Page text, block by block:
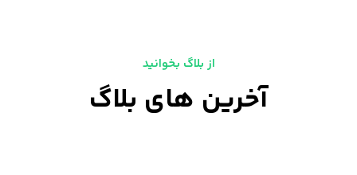
از بلاگ بخوانید
آخرین های بلاگ